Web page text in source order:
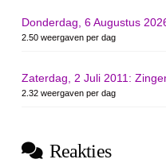
Donderdag, 6 Augustus
2.50 weergaven per dag
Zaterdag, 2 Juli 2011:
2.32 weergaven per dag
Reakties